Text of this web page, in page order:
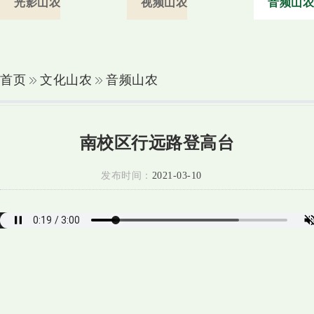
首页 文化山农 音频山农
南校区行远路登高台
发布时间： 2021-03-10